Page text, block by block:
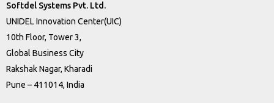
Softdel Systems Pvt. Ltd.
UNIDEL Innovation Center(UIC)
10th Floor, Tower 3,
Global Business City
Rakshak Nagar, Kharadi
Pune – 411014, India